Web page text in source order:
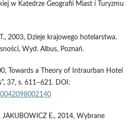
w Katedrze Geografii Miast i Turyzmu
2003, Dzieje krajowego hotelarstwa.
Wyd. Albus, Poznań.
Towards a Theory of Intraurban Hotel
37, s. 611–621. DOI:
JAKUBOWICZ E., 2014, Wybrane